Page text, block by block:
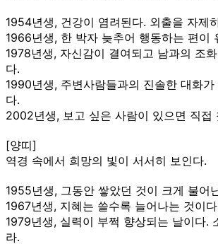
1954년생, 건강이 염려된다. 외출을 자제
1966년생, 한 박자 늦추어 행동하는 편이
1978년생, 자신감이 결여되고 남과의 조
다.
1990년생, 주변사람들과의 진솔한 대화가
다.
2002년생, 보고 싶은 사람이 있으면 직접
[양띠]
역경 속에서 희망의 빛이 서서히 보인다.
1955년생, 그동안 쌓았던 것이 크게 불어
1967년생, 지혜는 쓸수록 늘어나는 것이
1979년생, 실력이 부쩍 향상되는 날이다.
라.